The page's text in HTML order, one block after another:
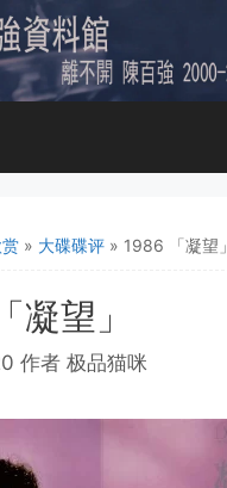
» 大碟碟评 » 1986 「凝望」
凝望」
作者 极品猫咪